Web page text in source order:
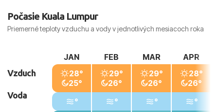
Počasie Kuala Lumpur
Priemerné teploty vzduchu a vody v jednotlivých mesiacoch roka
Vzduch
Voda
JAN
28°
25°
°
FEB
29°
26°
°
MAR
29°
26°
°
APR
28°
26°
°